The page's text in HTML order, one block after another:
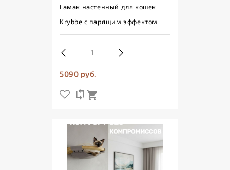
Гамак настенный для кошек
Krybbe с парящим эффектом
5090 руб.